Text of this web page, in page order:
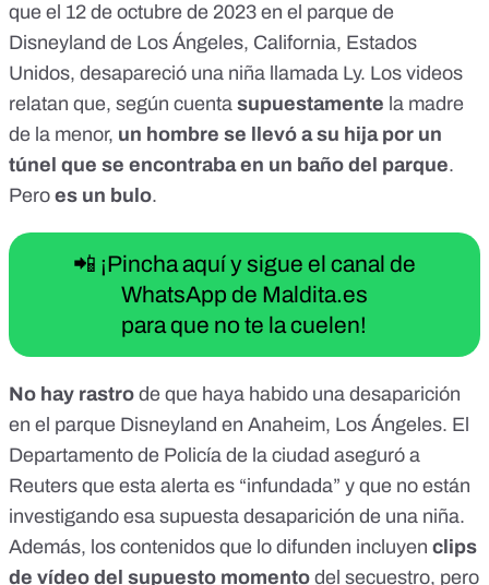
que el 12 de octubre de 2023 en el parque de
Disneyland de Los Ángeles, California, Estados
Unidos, desapareció una niña llamada Ly. Los videos
relatan que, según cuenta supuestamente la madre
de la menor, un hombre se llevó a su hija por un
túnel que se encontraba en un baño del parque.
Pero es un bulo.
📲 ¡Pincha aquí y sigue el canal de
WhatsApp de Maldita.es
para que no te la cuelen!
No hay rastro de que haya habido una desaparición
en el parque Disneyland en Anaheim, Los Ángeles. El
Departamento de Policía de la ciudad aseguró a
Reuters que esta alerta es “infundada” y que no están
investigando esa supuesta desaparición de una niña.
Además, los contenidos que lo difunden incluyen clips
de vídeo del supuesto momento del secuestro, pero